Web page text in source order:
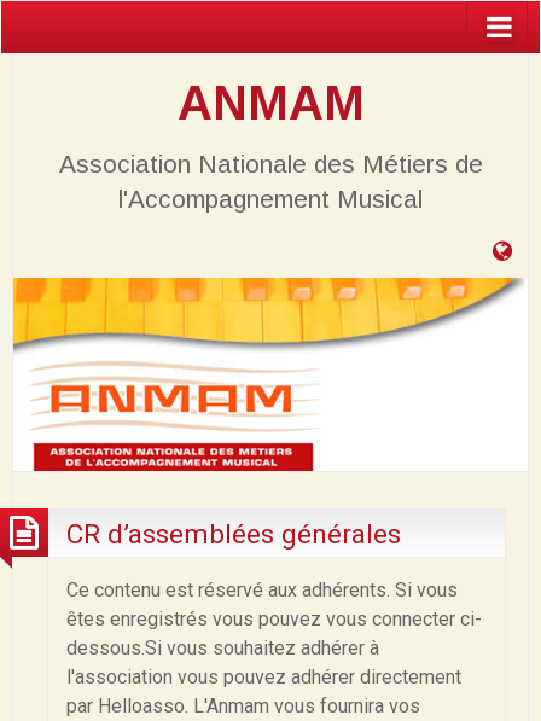
ANMAM
Association Nationale des Métiers de
l'Accompagnement Musical
de
CR d’assemblées générales
Ce contenu est réservé aux adhérents. Si vous
êtes enregistrés vous pouvez vous connecter ci-
dessous.Si vous souhaitez adhérer à
l'association vous pouvez adhérer directement
par Helloasso. L'Anmam vous fournira vos